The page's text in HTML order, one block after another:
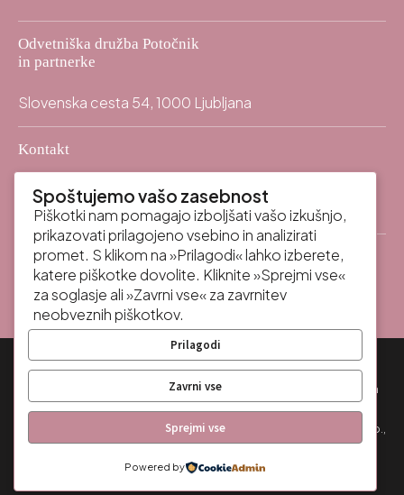
Odvetniška družba Potočnik
in partnerke
Slovenska cesta 54, 1000 Ljubljana
Kontakt
info@odpp.law
+386 (0)59 337 400
© 2025 Vse pravice pridržane - Odvetniška družba Potočnik in
partnerke -
Politika zasebnosti odvetniške pisarne Potočnik in partnerke o.p.,
d.o.o.Politika zasebnosti
Politika piškotkov
Spoštujemo vašo zasebnost
Piškotki nam pomagajo izboljšati vašo izkušnjo,
prikazovati prilagojeno vsebino in analizirati
promet. S klikom na »Prilagodi« lahko izberete,
katere piškotke dovolite. Kliknite »Sprejmi vse«
za soglasje ali »Zavrni vse« za zavrnitev
neobveznih piškotkov.
Prilagodi
Zavrni vse
Sprejmi vse
Powered by